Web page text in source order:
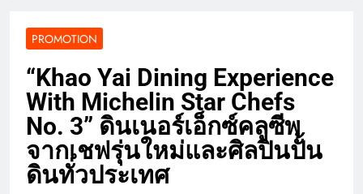
PROMOTION
“Khao Yai Dining Experience
With Michelin Star Chefs
No. 3” ดินเนอร์เอ็กซ์คลูซีพ
จากเชฟรุ่นใหม่และศิลปินปั้น
ดินทั่วประเทศ